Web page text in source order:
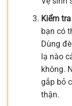
Kiểm
bạn có
Dùng
lạ nào
không.
gắp bỏ
thận.